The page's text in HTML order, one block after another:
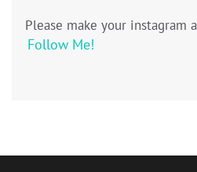
Please make your instagram
Follow Me!